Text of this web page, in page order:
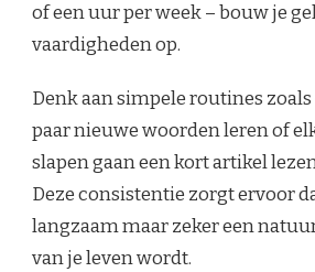
of een uur per week – bouw je
vaardigheden op.
Denk aan simpele routines
paar nieuwe woorden leren of
slapen gaan een kort artikel
Deze consistentie zorgt ervoor
langzaam maar zeker een
van je leven wordt.